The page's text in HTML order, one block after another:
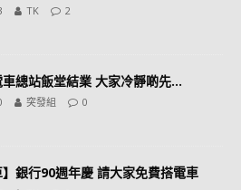
TK 2
總站飯堂結業 大家冷靜啲先…
突發組 0
】銀行90週年慶 請大家免費搭電車